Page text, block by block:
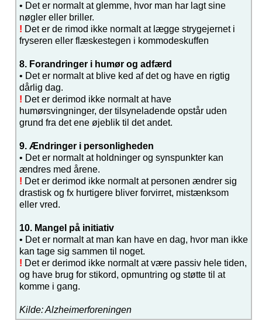
• Det er normalt at glemme, hvor man har lagt sine
nøgler eller briller.
! Det er de rimod ikke normalt at lægge strygejernet i
fryseren eller flæskestegen i kommodeskuffen
8. Forandringer i humør og adfærd
• Det er normalt at blive ked af det og have en rigtig
dårlig dag.
! Det er derimod ikke normalt at have
humørsvingninger, der tilsyneladende opstår uden
grund fra det ene øjeblik til det andet.
9. Ændringer i personligheden
• Det er normalt at holdninger og synspunkter kan
ændres med årene.
! Det er derimod ikke normalt at personen ændrer sig
drastisk og fx hurtigere bliver forvirret, mistænksom
eller vred.
10. Mangel på initiativ
• Det er normalt at man kan have en dag, hvor man ikke
kan tage sig sammen til noget.
! Det er derimod ikke normalt at være passiv hele tiden,
og have brug for stikord, opmuntring og støtte til at
komme i gang.
Kilde: Alzheimerforeningen